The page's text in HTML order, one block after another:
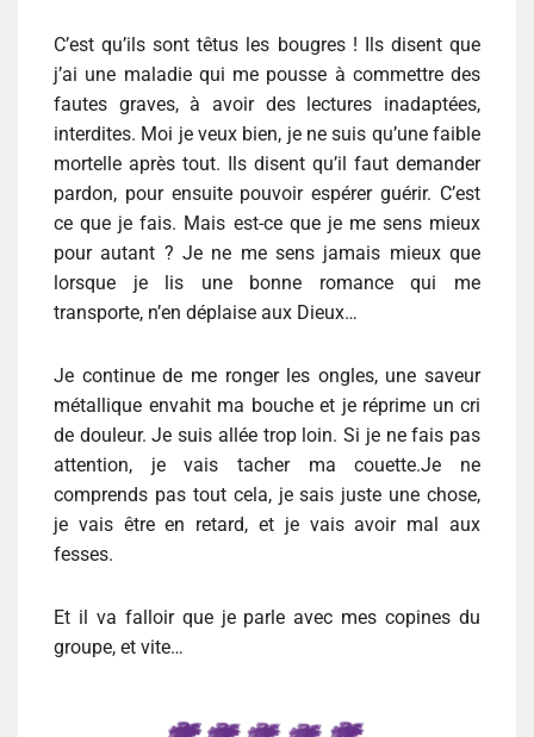
C’est qu’ils sont têtus les bougres ! Ils disent que
j’ai une maladie qui me pousse à commettre des
fautes graves, à avoir des lectures inadaptées,
interdites. Moi je veux bien, je ne suis qu’une faible
mortelle après tout. Ils disent qu’il faut demander
pardon, pour ensuite pouvoir espérer guérir. C’est
ce que je fais. Mais est-ce que je me sens mieux
pour autant ? Je ne me sens jamais mieux que
lorsque je lis une bonne romance qui me
transporte, n’en déplaise aux Dieux…
Je continue de me ronger les ongles, une saveur
métallique envahit ma bouche et je réprime un cri
de douleur. Je suis allée trop loin. Si je ne fais pas
attention, je vais tacher ma couette.Je ne
comprends pas tout cela, je sais juste une chose,
je vais être en retard, et je vais avoir mal aux
fesses.
Et il va falloir que je parle avec mes copines du
groupe, et vite…